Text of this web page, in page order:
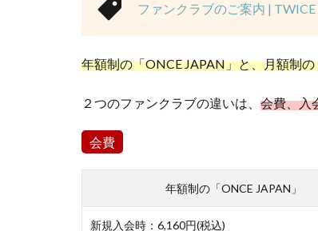
ファンクラブのご案内 |
年額制の「ONCE JAPAN」と、月額制
２つのファンクラブの違いは、 会費、入
会費
年額制の「ONCE JAPAN」
新規入会時：6,160円(税込)